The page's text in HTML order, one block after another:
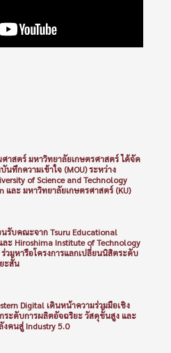
าสตร์ มหาวิทยาลัยเกษตรศาสตร์ ได้จัด
นทึกความเข้าใจ (MOU) ระหว่าง
of Science and Technology
และ มหาวิทยาลัยเกษตรศาสตร์ (KU)
รับคณะจาก Tsuru Educational
ละ Hiroshima Institute of Technology
วมหารือโครงการแลกเปลี่ยนนิสิตระดับ
ะสั้น
Digital เดินหน้าความร่วมมือเชิง
ระดับการผลิตอัจฉริยะ วัสดุขั้นสูง และ
คนสู่ Industry 5.0